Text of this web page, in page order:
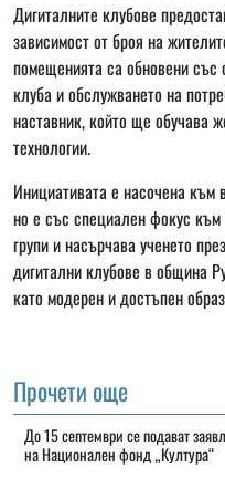
Дигиталните клубове
зависимост от броя на
помещенията са обновени със
клуба и обслужването на
наставник, който ще обучава
технологии.
Инициативата е насочена към
но е със специален фокус
групи и насърчава ученето
дигитални клубове в община
като модерен и достъпен
Прочети още
До 15 септември се подават
на Национален фонд „Култура“